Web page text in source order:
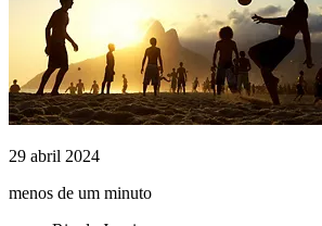
29 abril 2024
menos de um minuto